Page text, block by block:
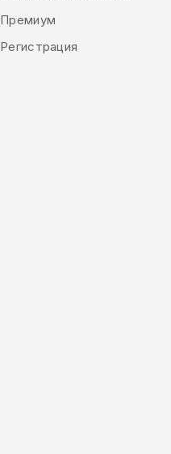
Премиум
Регистрация